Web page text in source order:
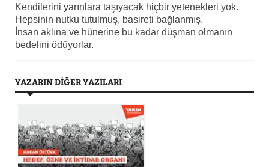
Kendilerini yarınlara taşıyacak hiçbir yetenekleri yok.
Hepsinin nutku tutulmuş, basireti bağlanmış.
İnsan aklına ve hünerine bu kadar düşman olmanın
bedelini ödüyorlar.
YAZARIN DİĞER YAZILARI